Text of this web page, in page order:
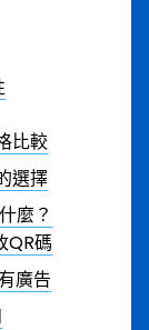
比較
選擇
麼？
QR碼
廣告